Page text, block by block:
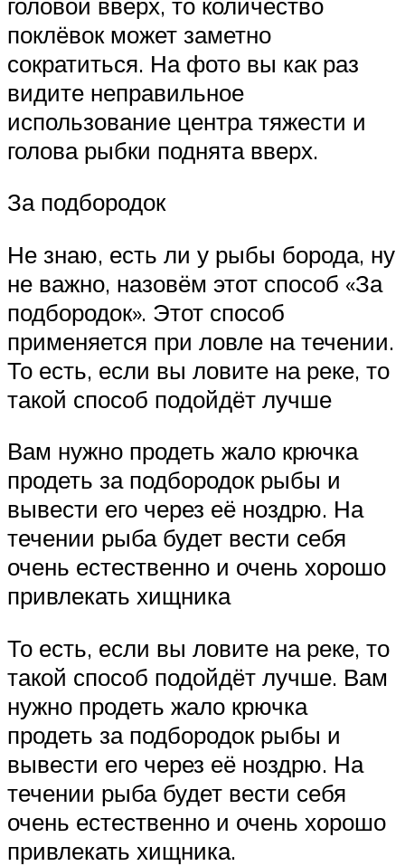
поклёвок может заметно
сократиться. На фото вы как раз
видите неправильное
использование центра тяжести и
голова рыбки поднята вверх.
За подбородок
Не знаю, есть ли у рыбы борода, ну
не важно, назовём этот способ «За
подбородок». Этот способ
применяется при ловле на течении.
То есть, если вы ловите на реке, то
такой способ подойдёт лучше
Вам нужно продеть жало крючка
продеть за подбородок рыбы и
вывести его через её ноздрю. На
течении рыба будет вести себя
очень естественно и очень хорошо
привлекать хищника
То есть, если вы ловите на реке, то
такой способ подойдёт лучше. Вам
нужно продеть жало крючка
продеть за подбородок рыбы и
вывести его через её ноздрю. На
течении рыба будет вести себя
очень естественно и очень хорошо
привлекать хищника.